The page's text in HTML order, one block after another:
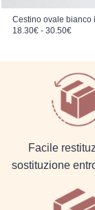
Cestino ovale bianco
18.30€ - 30.50€Fascia di prezzo: da 18.30€ a 30.50€
Facile
sostituzione